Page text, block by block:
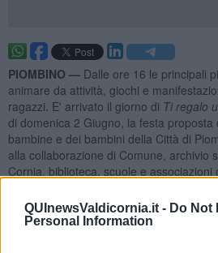
QUInewsValdicornia.it - Do Not
Personal Information
PIOMBINO — Dalle ore 16 le principali
animare da attività, giochi e
ragazzi. E' arrivato il giorno di Ti regalo
di domenica 2 Giugno, la festa proposta
bambine e dei bambini della Città di
alla collaborazione di Comune, archivio
Cornia, biblioteca, scuole e associazioni